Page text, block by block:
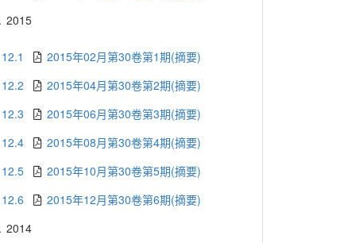
2015
12.1
2015年02月第30卷第1期(摘要)
12.2
2015年04月第30卷第2期(摘要)
12.3
2015年06月第30卷第3期(摘要)
12.4
2015年08月第30卷第4期(摘要)
12.5
2015年10月第30卷第5期(摘要)
12.6
2015年12月第30卷第6期(摘要)
2014